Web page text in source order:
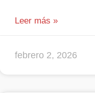
Leer más »
febrero 2, 2026